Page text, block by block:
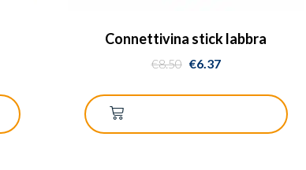
Connettivina stick labbra
€8.50 €6.37